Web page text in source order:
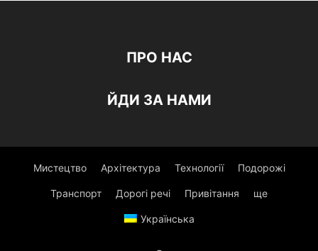
ПРО НАС
ЙДИ ЗА НАМИ
Мистецтво Архітектура Технології Подорожі
Транспорт Дорогі речі Привітання ще
Українська